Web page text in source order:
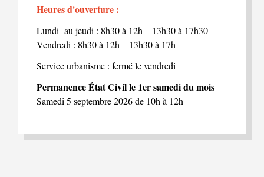
Heures d'ouverture :
Lundi au jeudi : 8h30 à 12h – 13h30 à 17h30
Vendredi : 8h30 à 12h – 13h30 à 17h
Service urbanisme : fermé le vendredi
Permanence État Civil le 1er samedi du mois
Samedi 5 septembre 2026 de 10h à 12h